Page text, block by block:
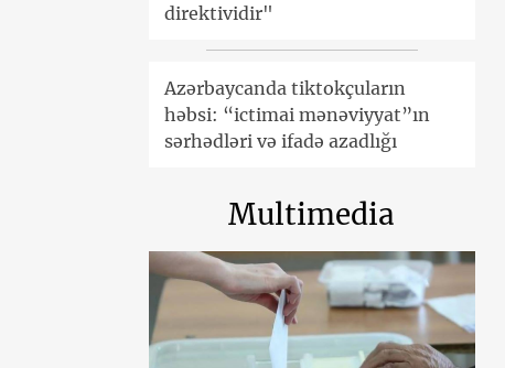
direktividir"
Azərbaycanda tiktokçuların
həbsi: “ictimai mənəviyyat”ın
sərhədləri və ifadə azadlığı
Multimedia